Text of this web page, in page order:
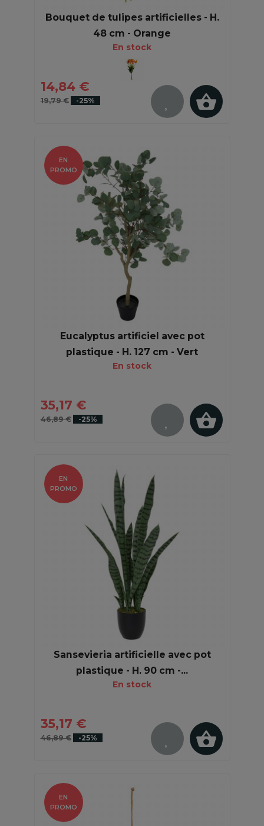
Bouquet de tulipes artificielles - H.
48 cm - Orange
En stock
14,84 €
19,79 € -25%
Eucalyptus artificiel avec pot
plastique - H. 127 cm - Vert
En stock
35,17 €
46,89 € -25%
EN
PROMO
Sansevieria artificielle avec pot
plastique - H. 90 cm -...
En stock
35,17 €
46,89 € -25%
EN
PROMO
EN
PROMO